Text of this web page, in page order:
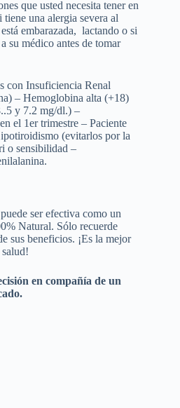
que usted necesita tener en
una alergia severa al
embarazada, lactando o si
su médico antes de tomar
con Insuficiencia Renal
– Hemoglobina alta (+18)
y 7.2 mg/dl.) –
el 1er trimestre – Paciente
(evitarlos por la
o sensibilidad –
ser efectiva como un
Natural. Sólo recuerde
sus beneficios. ¡Es la mejor
en compañía de un